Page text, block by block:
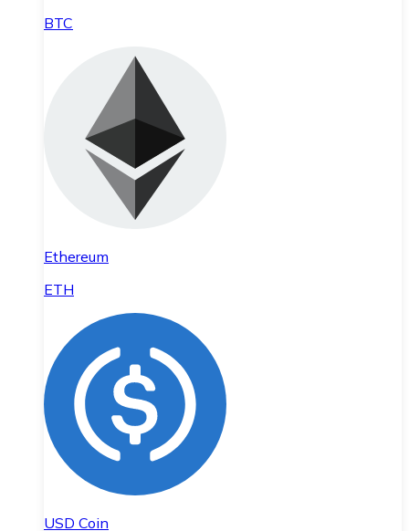
BTC
Ethereum
ETH
USD Coin